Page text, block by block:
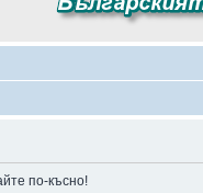
по-късно!